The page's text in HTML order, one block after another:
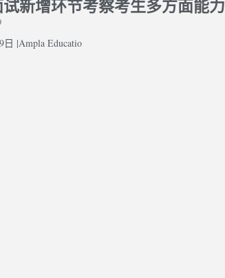
新增环节考察考生多方面能力
日 |Ampla Educatio